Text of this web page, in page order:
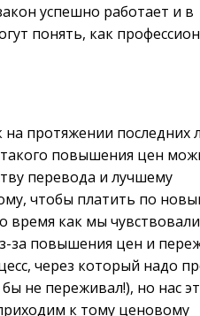
успешно работает и в
понять, как
протяжении последних
повышения цен
перевода и лучшему
чтобы платить по
время как мы
за повышения цен и
через который надо
не переживал!), но нас
к тому ценовому